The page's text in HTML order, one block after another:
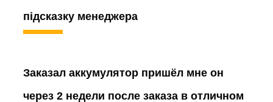
підсказку менеджера
Заказал аккумулятор пришёл мне он
через 2 недели после заказа в отличном